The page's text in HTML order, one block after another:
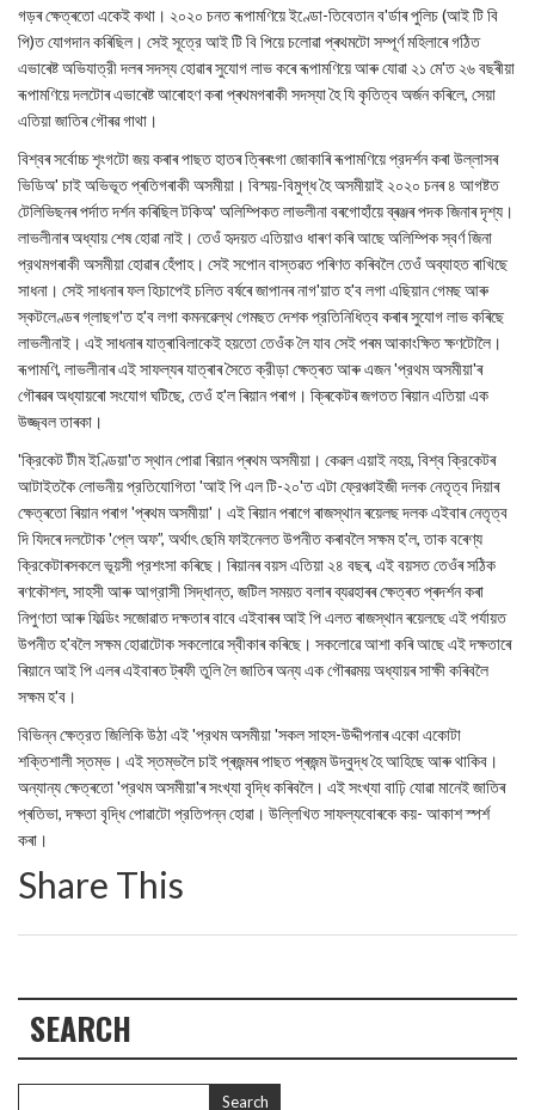
গড়ৰ ক্ষেত্ৰতো একেই কথা। ২০২০ চনত ৰূপামণিয়ে ইণ্ডো-তিবেতান ব'ৰ্ডাৰ পুলিচ (আই টি বি
পি)ত যোগদান কৰিছিল। সেই সূত্রে আই টি বি পিয়ে চলোৱা প্ৰথমটো সম্পূর্ণ মহিলাৰে গঠিত
এভাৰেষ্ট অভিযাত্রী দলৰ সদস্য হোৱাৰ সুযোগ লাভ কৰে ৰূপামণিয়ে আৰু যোৱা ২১ মে'ত ২৬ বছৰীয়া
ৰূপামণিয়ে দলটোৰ এভাৰেষ্ট আৰোহণ কৰা প্ৰথমগৰাকী সদস্যা হৈ যি কৃতিত্ব অর্জন কৰিলে, সেয়া
এতিয়া জাতিৰ গৌৰৱ গাথা।
বিশ্বৰ সৰ্বোচ্চ শৃংগটো জয় কৰাৰ পাছত হাতৰ ত্ৰিৰংগা জোকাৰি ৰূপামণিয়ে প্রদর্শন কৰা উল্লাসৰ
ভিডিঅ' চাই অভিভূত প্ৰতিগৰাকী অসমীয়া। বিস্ময়-বিমুগ্ধ হৈ অসমীয়াই ২০২০ চনৰ ৪ আগষ্টত
টেলিভিছনৰ পৰ্দাত দৰ্শন কৰিছিল টকিঅ' অলিম্পিকত লাভলীনা বৰগোহাঁয়ে ব্ৰঞ্জৰ পদক জিনাৰ দৃশ্য।
লাভলীনাৰ অধ্যায় শেষ হোৱা নাই। তেওঁ হৃদয়ত এতিয়াও ধাৰণ কৰি আছে অলিম্পিক স্বর্ণ জিনা
প্রথমগৰাকী অসমীয়া হোৱাৰ হেঁপাহ। সেই সপোন বাস্তৱত পৰিণত কৰিবলৈ তেওঁ অব্যাহত ৰাখিছে
সাধনা। সেই সাধনাৰ ফল হিচাপেই চলিত বৰ্ষৰে জাপানৰ নাগ'য়াত হ'ব লগা এছিয়ান গেমছ আৰু
স্কটলেণ্ডৰ গ্লাছগ'ত হ'ব লগা কমনৱেল্থ গেমছত দেশক প্রতিনিধিত্ব কৰাৰ সুযোগ লাভ কৰিছে
লাভলীনাই। এই সাধনাৰ যাত্ৰাবিলাকেই হয়তো তেওঁক লৈ যাব সেই পৰম আকাংক্ষিত ক্ষণটোলৈ।
ৰূপামণি, লাভলীনাৰ এই সাফল্যৰ যাত্ৰাৰ সৈতে ক্রীড়া ক্ষেত্ৰত আৰু এজন 'প্রথম অসমীয়া'ৰ
গৌৰৱৰ অধ্যায়ৰো সংযোগ ঘটিছে, তেওঁ হ'ল ৰিয়ান পৰাগ। ক্ৰিকেটৰ জগতত ৰিয়ান এতিয়া এক
উজ্জ্বল তাৰকা।
'ক্রিকেট টীম ইণ্ডিয়া'ত স্থান পোৱা ৰিয়ান প্ৰথম অসমীয়া। কেৱল এয়াই নহয়, বিশ্ব ক্রিকেটৰ
আটাইতকৈ লোভনীয় প্রতিযোগিতা 'আই পি এল টি-২০'ত এটা ফ্রেঞ্চাইজী দলক নেতৃত্ব দিয়াৰ
ক্ষেত্ৰতো ৰিয়ান পৰাগ 'প্ৰথম অসমীয়া'। এই ৰিয়ান পৰাগে ৰাজস্থান ৰয়েলছ দলক এইবাৰ নেতৃত্ব
দি যিদৰে দলটোক 'প্লে অফ”, অর্থাৎ ছেমি ফাইনেলত উপনীত কৰাবলৈ সক্ষম হ'ল, তাক বৰেণ্য
ক্রিকেটাৰসকলে ভূয়সী প্রশংসা কৰিছে। ৰিয়ানৰ বয়স এতিয়া ২৪ বছৰ, এই বয়সত তেওঁৰ সঠিক
ৰণকৌশল, সাহসী আৰু আগ্রাসী সিদ্ধান্ত, জটিল সময়ত বলাৰ ব্যৱহাৰৰ ক্ষেত্ৰত প্ৰদৰ্শন কৰা
নিপুণতা আৰু ফিল্ডিং সজোৱাত দক্ষতাৰ বাবে এইবাৰৰ আই পি এলত ৰাজস্থান ৰয়েলছে এই পৰ্যায়ত
উপনীত হ'বলৈ সক্ষম হোৱাটোক সকলোৱে স্বীকাৰ কৰিছে। সকলোৱে আশা কৰি আছে এই দক্ষতাৰে
ৰিয়ানে আই পি এলৰ এইবাৰত ট্ৰফী তুলি লৈ জাতিৰ অন্য এক গৌৰৱময় অধ্যায়ৰ সাক্ষী কৰিবলৈ
সক্ষম হ'ব।
বিভিন্ন ক্ষেত্রত জিলিকি উঠা এই 'প্রথম অসমীয়া 'সকল সাহস-উদ্দীপনাৰ একো একোটা
শক্তিশালী স্তম্ভ। এই স্তম্ভলৈ চাই প্ৰজন্মৰ পাছত প্ৰজন্ম উদ্বুদ্ধ হৈ আহিছে আৰু থাকিব।
অন্যান্য ক্ষেত্ৰতো 'প্রথম অসমীয়া'ৰ সংখ্যা বৃদ্ধি কৰিবলৈ। এই সংখ্যা বাঢ়ি যোৱা মানেই জাতিৰ
প্ৰতিভা, দক্ষতা বৃদ্ধি পোৱাটো প্রতিপন্ন হোৱা। উল্লিখিত সাফল্যবোৰকে কয়- আকাশ স্পৰ্শ
কৰা।
Share This
SEARCH